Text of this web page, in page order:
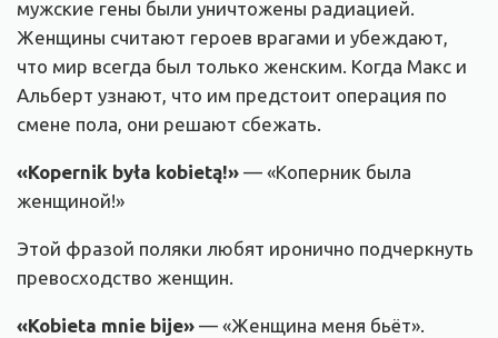
мужские гены были уничтожены радиацией.
Женщины считают героев врагами и убеждают,
что мир всегда был только женским. Когда Макс и
Альберт узнают, что им предстоит операция по
смене пола, они решают сбежать.
«Kopernik była kobietą!» — «Коперник была
женщиной!»
Этой фразой поляки любят иронично подчеркнуть
превосходство женщин.
«Kobieta mnie bije» — «Женщина меня бьёт».